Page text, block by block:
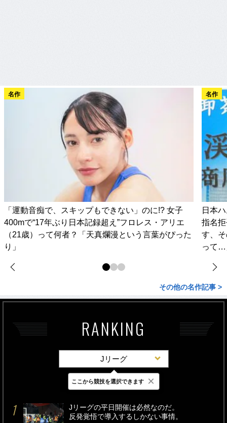
名作
「運動音痴で、スキップもできない」のに!? 女子
400mで“17年ぶり日本記録超え”フロレス・アリエ
（21歳）って何者？「天真爛漫という言葉がぴった
り」
名作
日本
指名
す、
って…
その他の名作記事 >
RANKING
Jリーグ
最新 24時間 週間
Jリーグの平日開催は必然なのだ。
反発覚悟で導入するしかない事情。
ここから競技を選択できます ×